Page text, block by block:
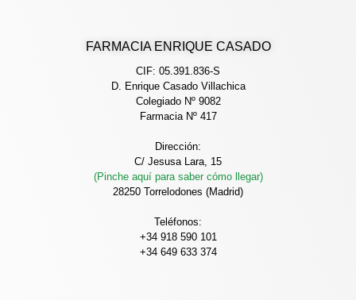
FARMACIA ENRIQUE CASADO
CIF: 05.391.836-S
D. Enrique Casado Villachica
Colegiado Nº 9082
Farmacia Nº 417
Dirección:
C/ Jesusa Lara, 15
(Pinche aquí para saber cómo llegar)
28250 Torrelodones (Madrid)
Teléfonos:
+34 918 590 101
+34 649 633 374